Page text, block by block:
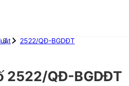
2522/QĐ-BGDĐT
2522/QĐ-BGDĐT